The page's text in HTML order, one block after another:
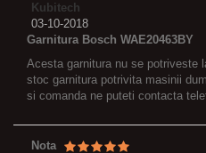
Kubitech
03-10-2018
Garnitura Bosch WAE20463BY
Acesta garnitura nu se potriveste
stoc garnitura potrivita masinii
si comanda ne puteti contacta
Nota